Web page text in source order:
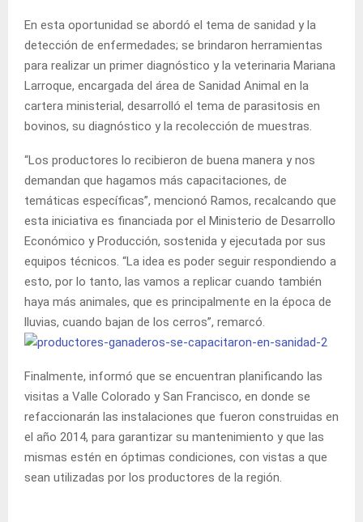
En esta oportunidad se abordó el tema de sanidad y la
detección de enfermedades; se brindaron herramientas
para realizar un primer diagnóstico y la veterinaria Mariana
Larroque, encargada del área de Sanidad Animal en la
cartera ministerial, desarrolló el tema de parasitosis en
bovinos, su diagnóstico y la recolección de muestras.
“Los productores lo recibieron de buena manera y nos
demandan que hagamos más capacitaciones, de
temáticas específicas”, mencionó Ramos, recalcando que
esta iniciativa es financiada por el Ministerio de Desarrollo
Económico y Producción, sostenida y ejecutada por sus
equipos técnicos. “La idea es poder seguir respondiendo a
esto, por lo tanto, las vamos a replicar cuando también
haya más animales, que es principalmente en la época de
lluvias, cuando bajan de los cerros”, remarcó.
Finalmente, informó que se encuentran planificando las
visitas a Valle Colorado y San Francisco, en donde se
refaccionarán las instalaciones que fueron construidas en
el año 2014, para garantizar su mantenimiento y que las
mismas estén en óptimas condiciones, con vistas a que
sean utilizadas por los productores de la región.